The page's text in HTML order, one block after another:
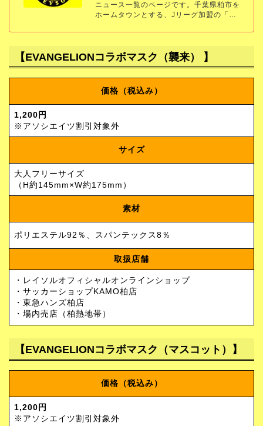
ニュース一覧のページです。千葉県柏市を
ホームタウンとする、Jリーグ加盟の「柏
スケジュール、チケット、チーム情報をい
【EVANGELIONコラボマスク（襲来） 】
価格（税込み）
1,200円
※アソシエイツ割引対象外
サイズ
大人フリーサイズ
（H約145mm×W約175mm）
素材
ポリエステル92％、スパンテックス8％
取扱店舗
・レイソルオフィシャルオンラインショップ
・サッカーショップKAMO柏店
・東急ハンズ柏店
・場内売店（柏熱地帯）
【EVANGELIONコラボマスク（マスコット）】
価格（税込み）
1,200円
※アソシエイツ割引対象外